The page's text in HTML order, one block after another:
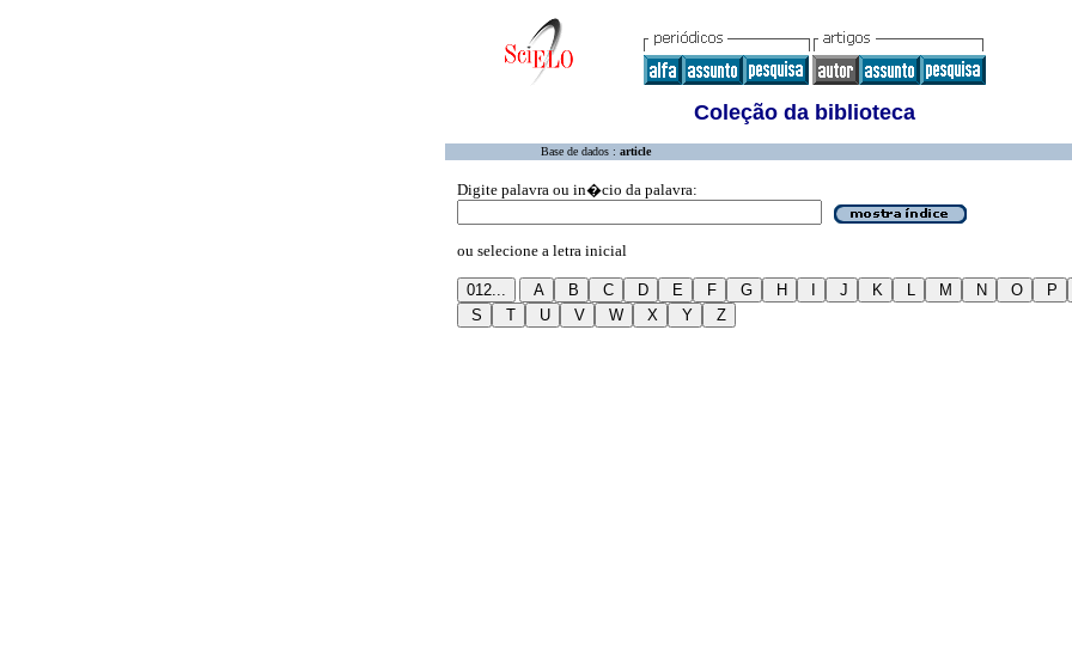
Coleção da biblioteca
Base de dados : article
Digite palavra ou in�cio da palavra:
ou selecione a letra inicial